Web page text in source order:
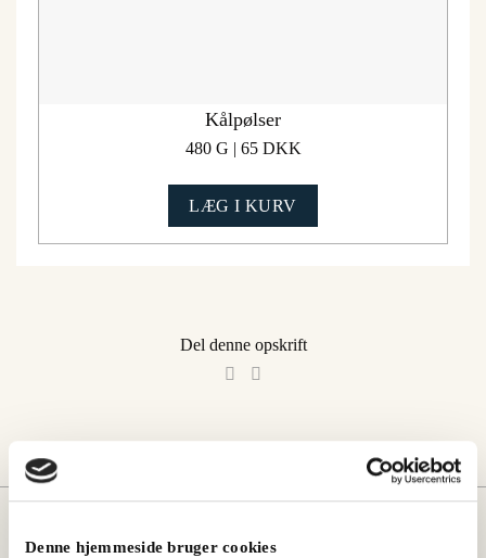
Denne hjemmeside bruger cookies
Kålpølser
480 G | 65 DKK
LÆG I KURV
Del denne opskrift
Måske vil du også kunne lide: